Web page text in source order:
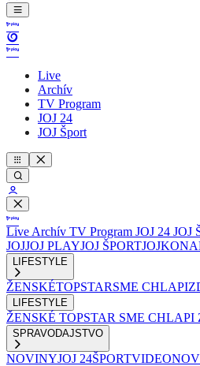
Live
Archív
TV Program
JOJ 24
JOJ Šport
Live Archív TV Program JOJ 24 JOJ
JOJJOJ PLAYJOJ ŠPORTJOJKO
LIFESTYLE
ŽENSKÉTOPSTARSME CHLAPI
LIFESTYLE
ŽENSKÉ TOPSTAR SME CHLAPI
SPRAVODAJSTVO
NOVINYJOJ 24ŠPORT